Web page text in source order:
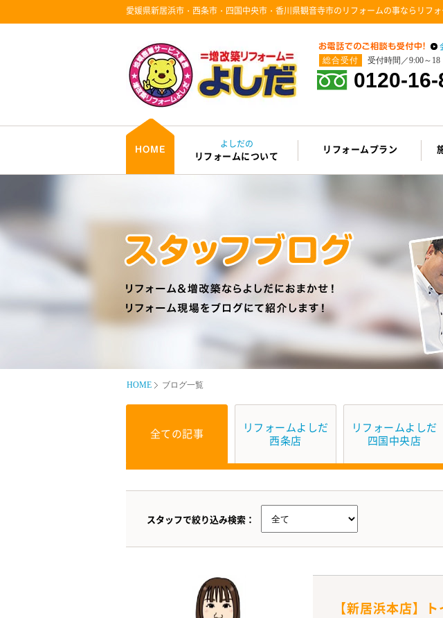
愛媛県新居浜市・西条市・四国中央市・香川県観音寺市のリフォームの事ならリフ
総合受付 受付時間／9:00～18
0120-
よしだの
リフォームについて
リフォームプラン
HOME ブログ一覧
全ての記事
リフォームよしだ
西条店
リフォームよしだ
四国中央店
スタッフで絞り込み検索：
【新居浜本店】